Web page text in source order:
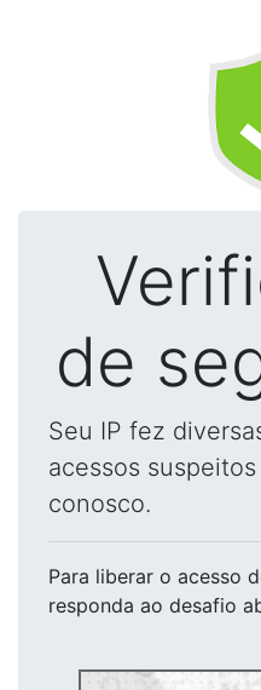
de
Seu IP fez
acessos
conosco.
Para liberar o acesso
responda ao desafio